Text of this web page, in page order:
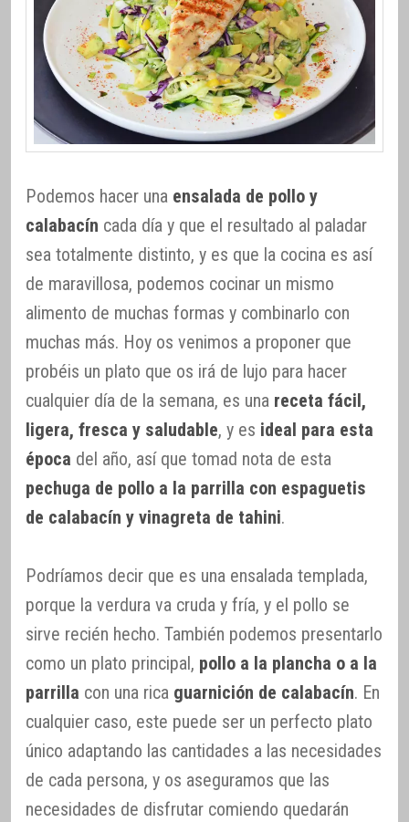
Podemos hacer una ensalada de pollo y
calabacín cada día y que el resultado al paladar
sea totalmente distinto, y es que la cocina es así
de maravillosa, podemos cocinar un mismo
alimento de muchas formas y combinarlo con
muchas más. Hoy os venimos a proponer que
probéis un plato que os irá de lujo para hacer
cualquier día de la semana, es una receta fácil,
ligera, fresca y saludable, y es ideal para esta
época del año, así que tomad nota de esta
pechuga de pollo a la parrilla con espaguetis
de calabacín y vinagreta de tahini.
Podríamos decir que es una ensalada templada,
porque la verdura va cruda y fría, y el pollo se
sirve recién hecho. También podemos presentarlo
como un plato principal, pollo a la plancha o a la
parrilla con una rica guarnición de calabacín. En
cualquier caso, este puede ser un perfecto plato
único adaptando las cantidades a las necesidades
de cada persona, y os aseguramos que las
necesidades de disfrutar comiendo quedarán